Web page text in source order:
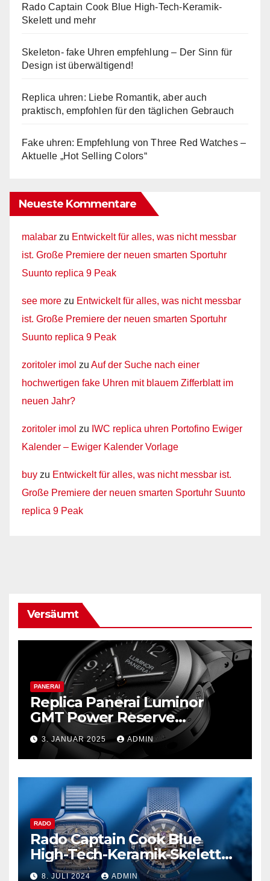
Rado Captain Cook Blue High-Tech-Keramik-
Skelett und mehr
Skeleton- fake Uhren empfehlung – Der Sinn für
Design ist überwältigend!
Replica uhren: Liebe Romantik, aber auch
praktisch, empfohlen für den täglichen Gebrauch
Fake uhren: Empfehlung von Three Red Watches –
Aktuelle „Hot Selling Colors“
Neueste Kommentare
malabar zu Entwickelt für alles, was nicht messbar
ist. Große Premiere der neuen smarten Sportuhr
Suunto replica 9 Peak
see more zu Entwickelt für alles, was nicht messbar
ist. Große Premiere der neuen smarten Sportuhr
Suunto replica 9 Peak
zoritoler imol zu Auf der Suche nach einer
hochwertigen fake Uhren mit blauem Zifferblatt im
neuen Jahr?
zoritoler imol zu IWC replica uhren Portofino Ewiger
Kalender – Ewiger Kalender Vorlage
buy zu Entwickelt für alles, was nicht messbar ist.
Große Premiere der neuen smarten Sportuhr Suunto
replica 9 Peak
Versäumt
PANERAI
Replica Panerai Luminor
GMT Power Reserve
Ceramica und mehr
3. JANUAR 2025 ADMIN
RADO
Rado Captain Cook Blue
High-Tech-Keramik-Skelett
und mehr
8. JULI 2024 ADMIN